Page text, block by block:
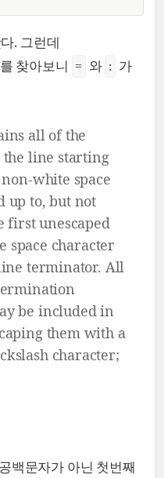
. 그런데
찾아보니 = 와 :
가
all of the
line starting
white space
up to, but not
first unescaped
space character
terminator. All
be included in
them with a
character;
백문자가 아닌 첫번째